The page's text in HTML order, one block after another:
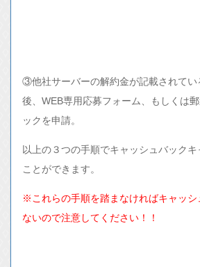
③他社サーバーの解約金が記載されてい
後、WEB専用応募フォーム、もしくは
ックを申請。
以上の３つの手順でキャッシュバック
ことができます。
※これらの手順を踏まなければキャッシ
ないので注意してください！！